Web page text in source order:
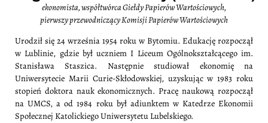
ekonomista, współtwórca Giełdy Papierów Wartościowych,
pierwszy przewodniczący Komisji Papierów Wartościowych
Urodził się 24 września 1954 roku w Bytomiu. Edukację rozpoczął
w Lublinie, gdzie był uczniem I Liceum Ogólnokształcącego im.
Stanisława Staszica. Następnie studiował ekonomię na
Uniwersytecie Marii Curie-Skłodowskiej, uzyskując w 1983 roku
stopień doktora nauk ekonomicznych. Pracę naukową rozpoczął
na UMCS, a od 1984 roku był adiunktem w Katedrze Ekonomii
Społecznej Katolickiego Uniwersytetu Lubelskiego.